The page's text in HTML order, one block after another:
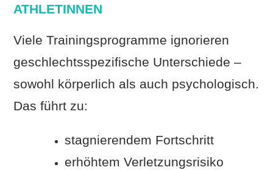
ATHLETINNEN
Viele Trainingsprogramme ignorieren
geschlechtsspezifische Unterschiede –
sowohl körperlich als auch psychologisch.
Das führt zu:
stagnierendem Fortschritt
erhöhtem Verletzungsrisiko